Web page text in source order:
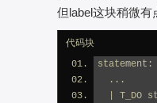
但label这块稍微有
代码块
statement:
...
| T_DO